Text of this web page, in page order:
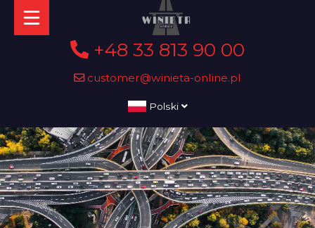
+48 33 813 90 00
customer@winieta-online.pl
Polski